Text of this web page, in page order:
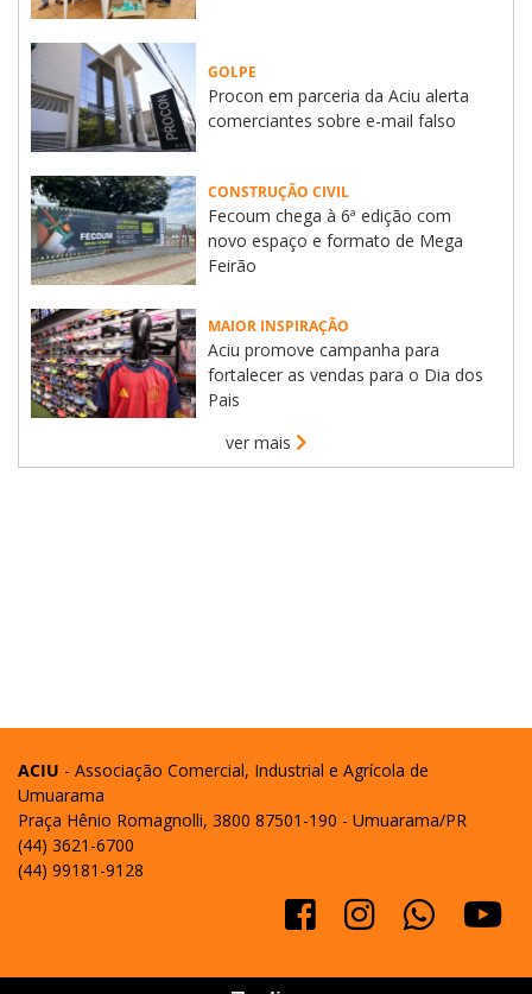
GOLPE
Procon em parceria da Aciu alerta
comerciantes sobre e-mail falso
CONSTRUÇÃO CIVIL
Fecoum chega à 6ª edição com
novo espaço e formato de Mega
Feirão
MAIOR INSPIRAÇÃO
Aciu promove campanha para
fortalecer as vendas para o Dia dos
Pais
ver mais
ACIU - Associação Comercial, Industrial e Agrícola de
Umuarama
Praça Hênio Romagnolli, 3800 87501-190 - Umuarama/PR
(44) 3621-6700
(44) 99181-9128